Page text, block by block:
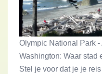
Olympic National Park -
Washington: Waar stad
Stel je voor dat je je